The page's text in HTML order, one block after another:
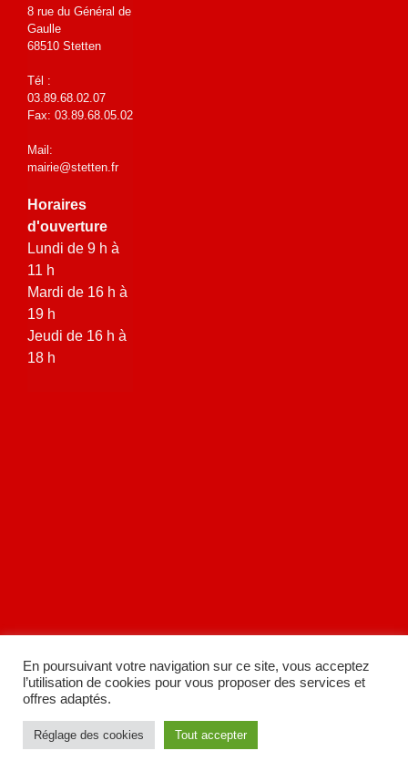
8 rue du Général de
Gaulle
68510 Stetten
Tél :
03.89.68.02.07
Fax: 03.89.68.05.02
Mail:
mairie@stetten.fr
Horaires
d'ouverture
Lundi de 9 h à
11 h
Mardi de 16 h à
19 h
Jeudi de 16 h à
18 h
SiteOriginTheme
En poursuivant votre navigation sur ce site, vous acceptez
l’utilisation de cookies pour vous proposer des services et
offres adaptés.
Réglage des cookies Tout accepter